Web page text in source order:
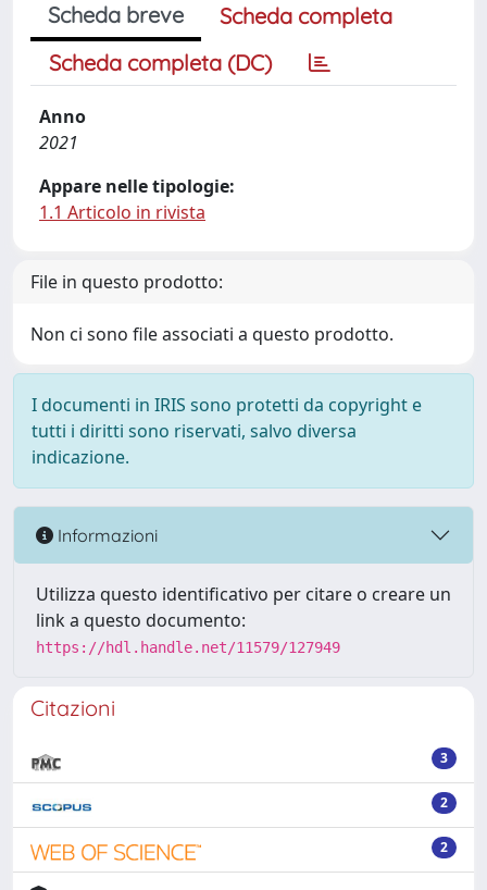
Scheda breve
Scheda completa
Scheda completa (DC)
Anno
2021
Appare nelle tipologie:
1.1 Articolo in rivista
File in questo prodotto:
Non ci sono file associati a questo prodotto.
I documenti in IRIS sono protetti da copyright e
tutti i diritti sono riservati, salvo diversa
indicazione.
Informazioni
Utilizza questo identificativo per citare o creare un
link a questo documento:
https://hdl.handle.net/11579/127949
Citazioni
3
2
2